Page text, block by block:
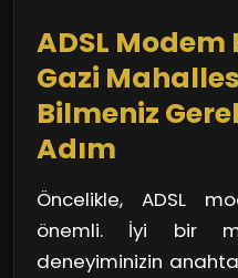
internet
uygulamanız çok
ADSL
Gazi
Bilmeniz
Adım
Öncelikle, ADSL
önemli. İyi bir
deneyiminizin